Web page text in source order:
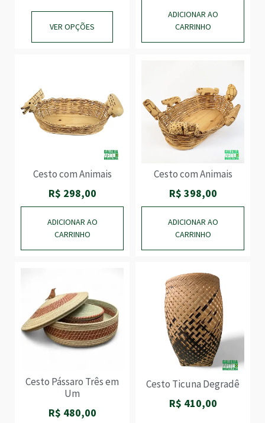
PARA MESA E
VER OPÇÕES
ADICIONAR AO
CARRINHO
Cesto com Animais
R$ 298,00
ADICIONAR AO
CARRINHO
Cesto com Animais
R$ 398,00
ADICIONAR AO
CARRINHO
Cesto Pássaro Três em
Um
R$ 480,00
Cesto Ticuna Degradê
R$ 410,00